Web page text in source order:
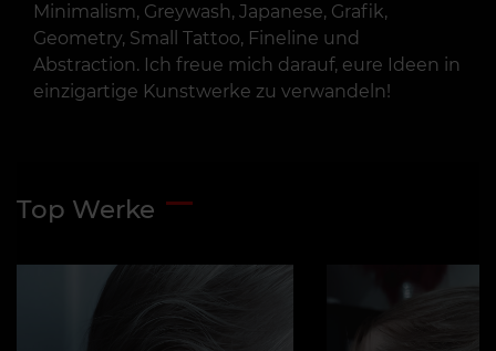
Minimalism, Greywash, Japanese, Grafik,
Geometry, Small Tattoo, Fineline und
Abstraction. Ich freue mich darauf, eure Ideen in
einzigartige Kunstwerke zu verwandeln!
Top Werke